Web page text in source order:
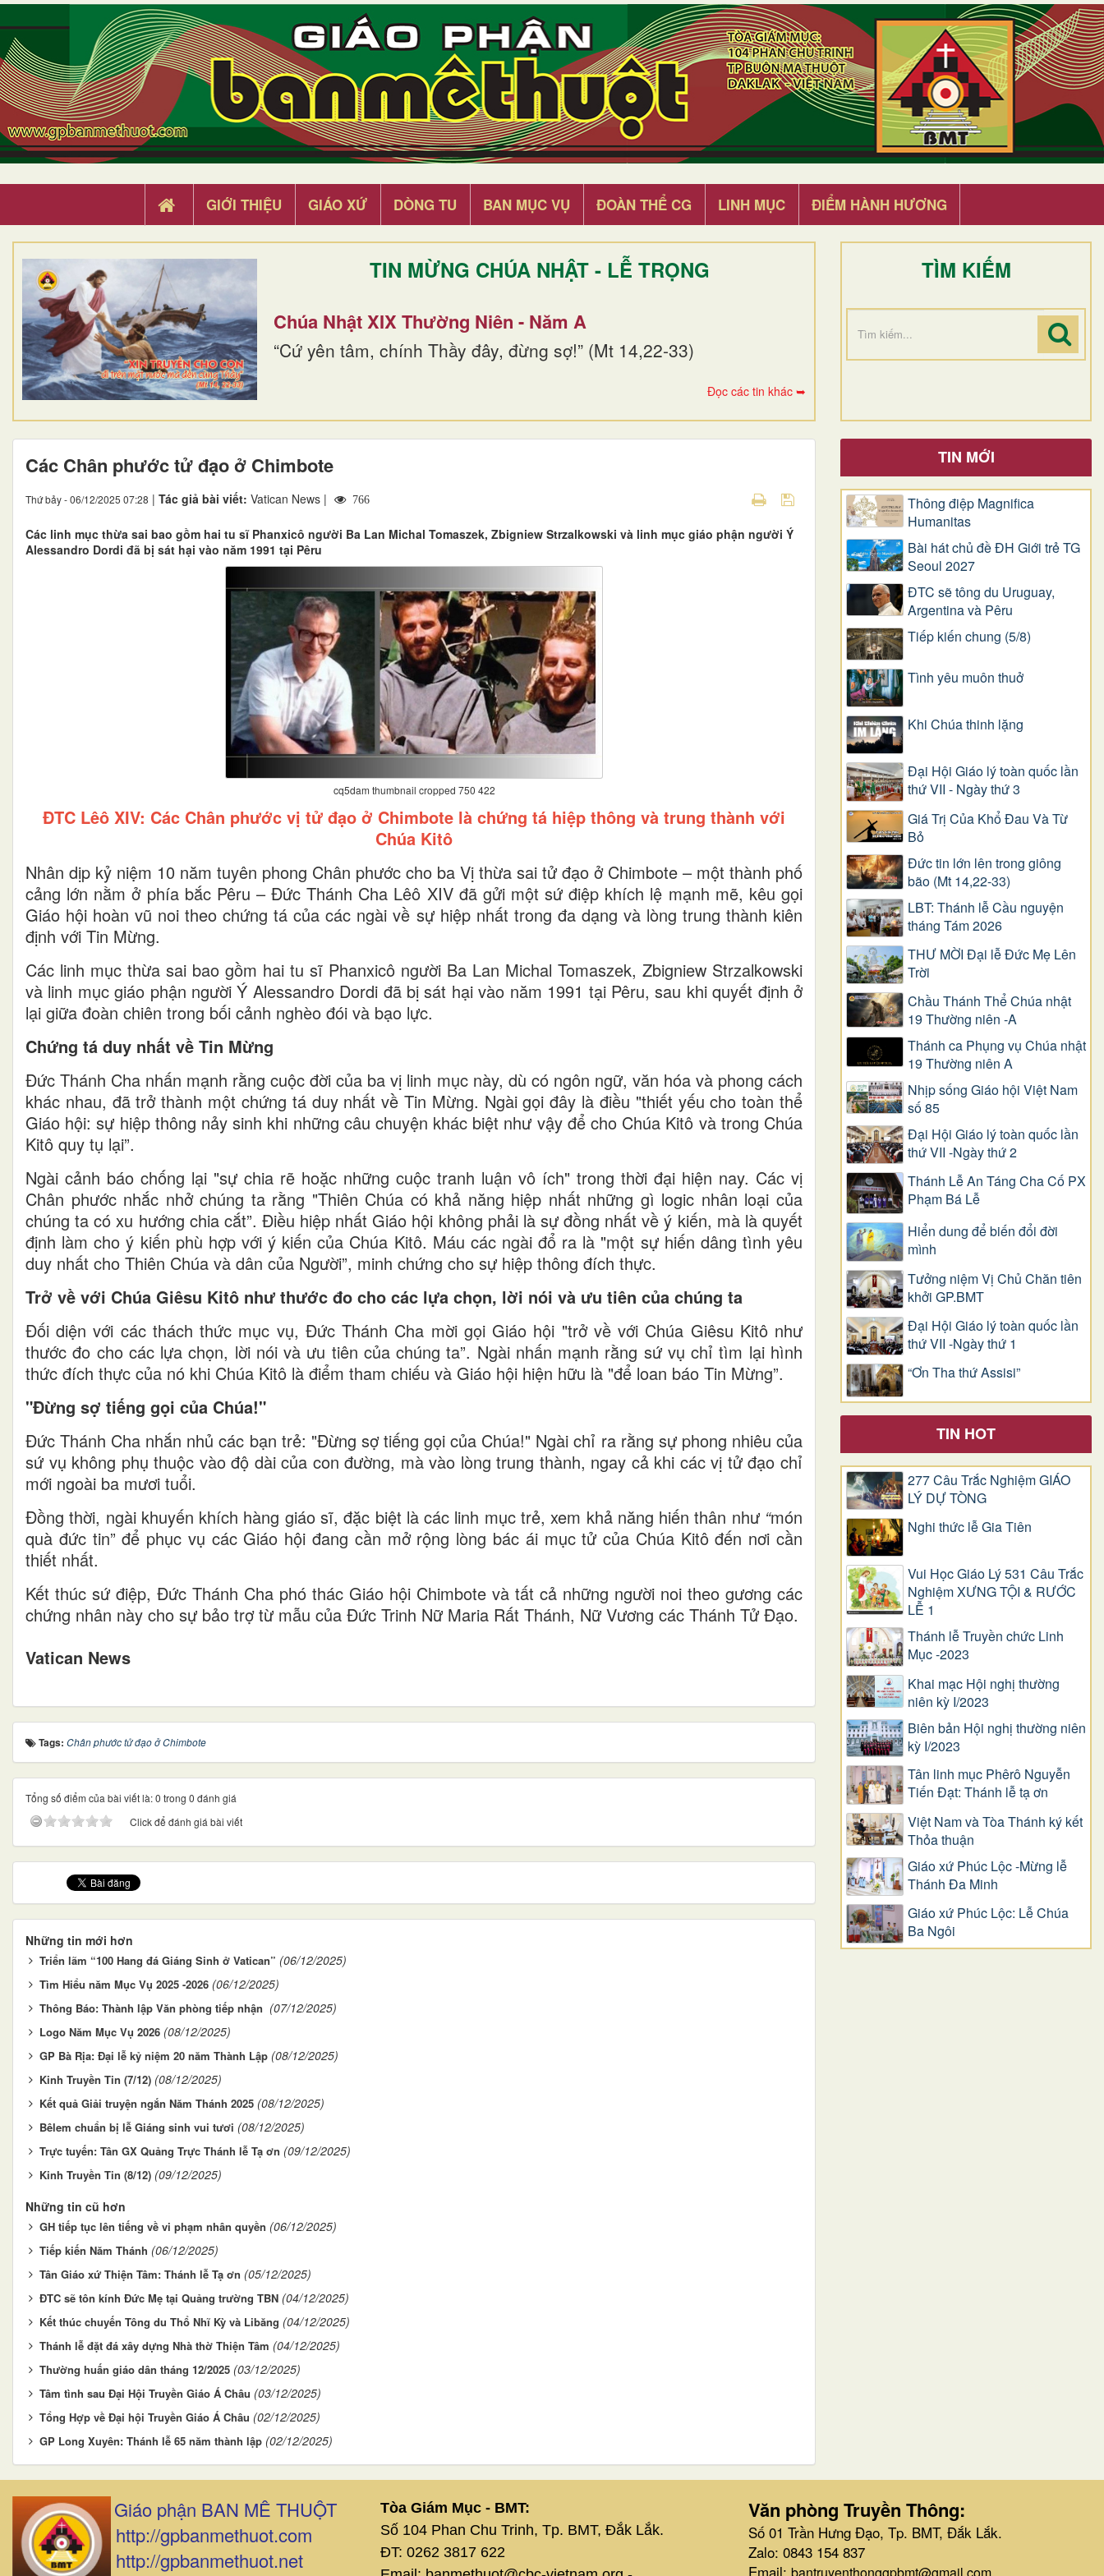
GIỚI THIỆU GIÁO XỨ DÒNG TU BAN MỤC VỤ ĐOÀN THỂ CG LINH MỤC ĐIỂM HÀNH HƯƠNG
TIN MỪNG CHÚA NHẬT - LỄ TRỌNG
Chúa Nhật XIX Thường Niên - Năm A
“Cứ yên tâm, chính Thầy đây, đừng sợ!” (Mt 14,22-33)
Đọc các tin khác ➥
TÌM KIẾM
Các Chân phước tử đạo ở Chimbote
Thứ bảy - 06/12/2025 07:28 | Tác giả bài viết: Vatican News | 766
Các linh mục thừa sai bao gồm hai tu sĩ Phanxicô người Ba Lan Michal Tomaszek, Zbigniew Strzalkowski và linh mục giáo phận người Ý
Alessandro Dordi đã bị sát hại vào năm 1991 tại Pêru
cq5dam thumbnail cropped 750 422
ĐTC Lêô XIV: Các Chân phước vị tử đạo ở Chimbote là chứng tá hiệp thông và trung thành với
Chúa Kitô
Nhân dịp kỷ niệm 10 năm tuyên phong Chân phước cho ba Vị thừa sai tử đạo ở Chimbote – một thành phố
cảng lớn nằm ở phía bắc Pêru – Đức Thánh Cha Lêô XIV đã gửi một sứ điệp khích lệ mạnh mẽ, kêu gọi
Giáo hội hoàn vũ noi theo chứng tá của các ngài về sự hiệp nhất trong đa dạng và lòng trung thành kiên
định với Tin Mừng.
Các linh mục thừa sai bao gồm hai tu sĩ Phanxicô người Ba Lan Michal Tomaszek, Zbigniew Strzalkowski
và linh mục giáo phận người Ý Alessandro Dordi đã bị sát hại vào năm 1991 tại Pêru, sau khi quyết định ở
lại giữa đoàn chiên trong bối cảnh nghèo đói và bạo lực.
Chứng tá duy nhất về Tin Mừng
Đức Thánh Cha nhấn mạnh rằng cuộc đời của ba vị linh mục này, dù có ngôn ngữ, văn hóa và phong cách
khác nhau, đã trở thành một chứng tá duy nhất về Tin Mừng. Ngài gọi đây là điều "thiết yếu cho toàn thể
Giáo hội: sự hiệp thông nảy sinh khi những câu chuyện khác biệt như vậy để cho Chúa Kitô và trong Chúa
Kitô quy tụ lại”.
Ngài cảnh báo chống lại "sự chia rẽ hoặc những cuộc tranh luận vô ích" trong thời đại hiện nay. Các vị
Chân phước nhắc nhở chúng ta rằng "Thiên Chúa có khả năng hiệp nhất những gì logic nhân loại của
chúng ta có xu hướng chia cắt”. Điều hiệp nhất Giáo hội không phải là sự đồng nhất về ý kiến, mà là quyết
định làm cho ý kiến phù hợp với ý kiến của Chúa Kitô. Máu các ngài đổ ra là "một sự hiến dâng tình yêu
duy nhất cho Thiên Chúa và dân của Người”, minh chứng cho sự hiệp thông đích thực.
Trở về với Chúa Giêsu Kitô như thước đo cho các lựa chọn, lời nói và ưu tiên của chúng ta
Đối diện với các thách thức mục vụ, Đức Thánh Cha mời gọi Giáo hội "trở về với Chúa Giêsu Kitô như
thước đo cho các lựa chọn, lời nói và ưu tiên của chúng ta”. Ngài nhấn mạnh rằng sứ vụ chỉ tìm lại hình
thức đích thực của nó khi Chúa Kitô là điểm tham chiếu và Giáo hội hiện hữu là "để loan báo Tin Mừng”.
"Đừng sợ tiếng gọi của Chúa!"
Đức Thánh Cha nhắn nhủ các bạn trẻ: "Đừng sợ tiếng gọi của Chúa!" Ngài chỉ ra rằng sự phong nhiêu của
sứ vụ không phụ thuộc vào độ dài của con đường, mà vào lòng trung thành, ngay cả khi các vị tử đạo chỉ
mới ngoài ba mươi tuổi.
Đồng thời, ngài khuyến khích hàng giáo sĩ, đặc biệt là các linh mục trẻ, xem khả năng hiến thân như “món
quà đức tin” để phục vụ các Giáo hội đang cần mở rộng lòng bác ái mục tử của Chúa Kitô đến nơi cần
thiết nhất.
Kết thúc sứ điệp, Đức Thánh Cha phó thác Giáo hội Chimbote và tất cả những người noi theo gương các
chứng nhân này cho sự bảo trợ từ mẫu của Đức Trinh Nữ Maria Rất Thánh, Nữ Vương các Thánh Tử Đạo.
Vatican News
Tags: Chân phước tử đạo ở Chimbote
Tổng số điểm của bài viết là: 0 trong 0 đánh giá
Click để đánh giá bài viết
Những tin mới hơn
Triển lãm “100 Hang đá Giáng Sinh ở Vatican” (06/12/2025)
Tìm Hiểu năm Mục Vụ 2025 -2026 (06/12/2025)
Thông Báo: Thành lập Văn phòng tiếp nhận (07/12/2025)
Logo Năm Mục Vụ 2026 (08/12/2025)
GP Bà Rịa: Đại lễ kỷ niệm 20 năm Thành Lập (08/12/2025)
Kinh Truyền Tin (7/12) (08/12/2025)
Kết quả Giải truyện ngắn Năm Thánh 2025 (08/12/2025)
Bêlem chuẩn bị lễ Giáng sinh vui tươi (08/12/2025)
Trực tuyến: Tân GX Quảng Trực Thánh lễ Tạ ơn (09/12/2025)
Kinh Truyền Tin (8/12) (09/12/2025)
Những tin cũ hơn
GH tiếp tục lên tiếng về vi phạm nhân quyền (06/12/2025)
Tiếp kiến Năm Thánh (06/12/2025)
Tân Giáo xứ Thiện Tâm: Thánh lễ Tạ ơn (05/12/2025)
ĐTC sẽ tôn kính Đức Mẹ tại Quảng trường TBN (04/12/2025)
Kết thúc chuyến Tông du Thổ Nhĩ Kỳ và Libăng (04/12/2025)
Thánh lễ đặt đá xây dựng Nhà thờ Thiện Tâm (04/12/2025)
Thường huấn giáo dân tháng 12/2025 (03/12/2025)
Tâm tình sau Đại Hội Truyền Giáo Á Châu (03/12/2025)
Tổng Hợp về Đại hội Truyền Giáo Á Châu (02/12/2025)
GP Long Xuyên: Thánh lễ 65 năm thành lập (02/12/2025)
TIN MỚI
Thông điệp Magnifica
Humanitas
Bài hát chủ đề ĐH Giới trẻ TG
Seoul 2027
ĐTC sẽ tông du Uruguay,
Argentina và Pêru
Tiếp kiến chung (5/8)
Tình yêu muôn thuở
Khi Chúa thinh lặng
Đại Hội Giáo lý toàn quốc lần
thứ VII - Ngày thứ 3
Giá Trị Của Khổ Ðau Và Từ
Bỏ
Đức tin lớn lên trong giông
bão (Mt 14,22-33)
LBT: Thánh lễ Cầu nguyện
tháng Tám 2026
THƯ MỜI Đại lễ Đức Mẹ Lên
Trời
Chầu Thánh Thể Chúa nhật
19 Thường niên -A
Thánh ca Phụng vụ Chúa nhật
19 Thường niên A
Nhịp sống Giáo hội Việt Nam
số 85
Đại Hội Giáo lý toàn quốc lần
thứ VII -Ngày thứ 2
Thánh Lễ An Táng Cha Cố PX
Phạm Bá Lễ
Hiển dung để biến đổi đời
mình
Tưởng niệm Vị Chủ Chăn tiên
khởi GP.BMT
Đại Hội Giáo lý toàn quốc lần
thứ VII -Ngày thứ 1
“Ơn Tha thứ Assisi”
TIN HOT
277 Câu Trắc Nghiệm GIÁO
LÝ DỰ TÒNG
Nghi thức lễ Gia Tiên
Vui Học Giáo Lý 531 Câu Trắc
Nghiệm XƯNG TỘI & RƯỚC
LỄ 1
Thánh lễ Truyền chức Linh
Mục -2023
Khai mạc Hội nghị thường
niên kỳ I/2023
Biên bản Hội nghị thường niên
kỳ I/2023
Tân linh mục Phêrô Nguyễn
Tiến Đạt: Thánh lễ tạ ơn
Việt Nam và Tòa Thánh ký kết
Thỏa thuận
Giáo xứ Phúc Lộc -Mừng lễ
Thánh Đa Minh
Giáo xứ Phúc Lộc: Lễ Chúa
Ba Ngôi
Giáo phận BAN MÊ THUỘT
http://gpbanmethuot.com
http://gpbanmethuot.net
Tòa Giám Mục - BMT:
Số 104 Phan Chu Trinh, Tp. BMT, Đắk Lắk.
ĐT: 0262 3817 622
Văn phòng Truyền Thông:
Số 01 Trần Hưng Đạo, Tp. BMT, Đắk Lắk.
Zalo: 0843 154 837
Email: bantruyenthonggpbmt@gmail.com